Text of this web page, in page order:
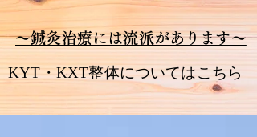
～鍼灸治療には流派があります～
KYT・KXT整体についてはこちら